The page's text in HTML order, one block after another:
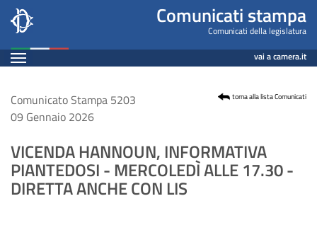
Salta
contenuto
principale
Comunicato
Leg19
n.
5203
Comunicati stampa
Comunicati della legislatura
Espandi vai a camera.it
Contenuto
Comunicato Stampa 5203
09 Gennaio 2026
VICENDA HANNOUN, INFORMATIVA
PIANTEDOSI - MERCOLEDÌ ALLE 17.30 -
DIRETTA ANCHE CON LIS
torna alla lista Comunicati